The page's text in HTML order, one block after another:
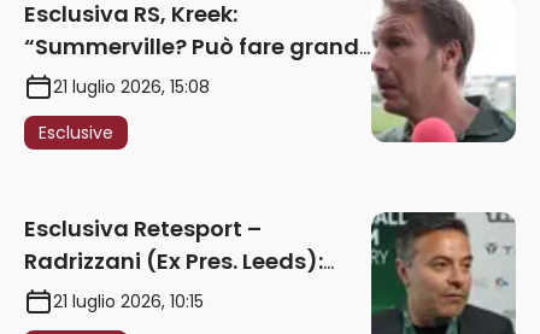
Esclusiva RS, Kreek:
“Summerville? Può fare grandi
cose in Serie A. Godts deve
maturare esperienza per
giocare nella Roma”
21 luglio 2026, 15:08
Esclusive
Esclusiva Retesport –
Radrizzani (Ex Pres. Leeds):
“Summerville ragazzo
speciale, in Italia con Gasp
21 luglio 2026, 10:15